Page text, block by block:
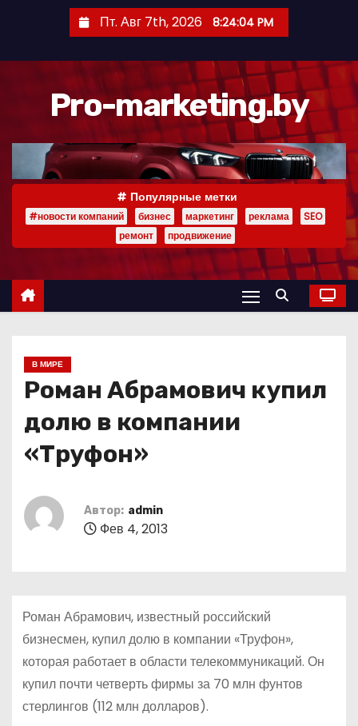
р
Пт. Авг 7th, 2026 8:24:05 PM
Pro-marketing.by
Популярные метки
#новости компаний бизнес маркетинг реклама
SEO
ремонт
продвижение
В МИРЕ
Роман Абрамович купил
долю в компании
«Труфон»
Автор: admin
Фев 4, 2013
Роман Абрамович, известный российский
бизнесмен, купил долю в компании «Труфон»,
которая работает в области телекоммуникаций. Он
купил почти четверть фирмы за 70 млн фунтов
стерлингов (112 млн долларов).